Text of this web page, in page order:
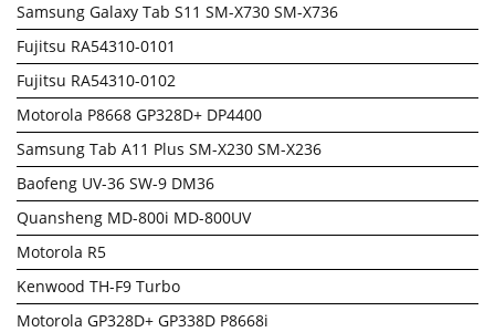
Samsung Galaxy Tab S11 SM-X730 SM-X736
Fujitsu RA54310-0101
Fujitsu RA54310-0102
Motorola P8668 GP328D+ DP4400
Samsung Tab A11 Plus SM-X230 SM-X236
Baofeng UV-36 SW-9 DM36
Quansheng MD-800i MD-800UV
Motorola R5
Kenwood TH-F9 Turbo
Motorola GP328D+ GP338D P8668i